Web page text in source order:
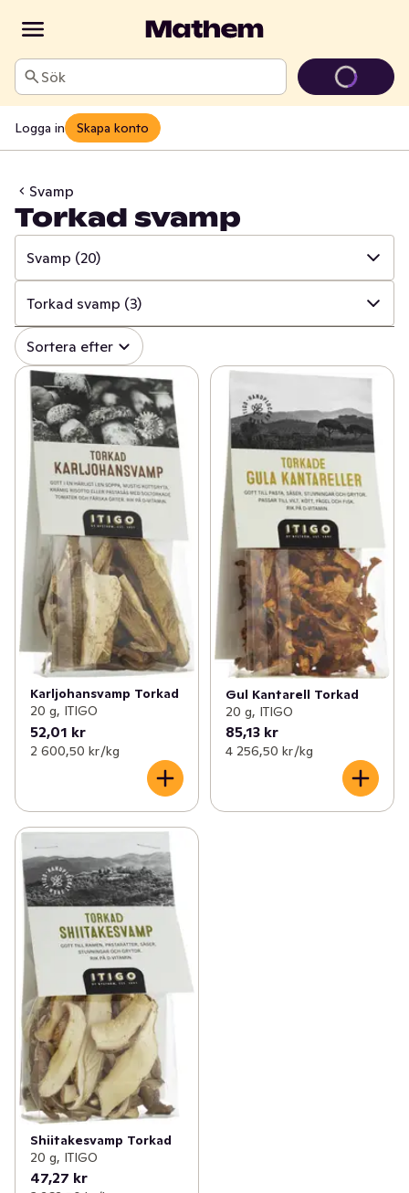
Sök
Logga in Skapa konto
Svamp
Torkad svamp
Svamp (20)
✓ Alla (317)
✓ Grönsaker (118)
Frukt (65)
✓ Potatis & lök (50)
Kålväxter (25)
✓ Bär (12)
Svamp (20)
Frukt- och grönsakslådor
Färska örter (25)
Torkad svamp (3)
✓ Alla (20)
✓ Champinjon (6)
✓ Skogschampinjoner (2)
✓ Shi-Take-svamp (1)
✓ Portabellosvamp (1)
Ostronskivling (1)
Kantareller (3)
Karl-Johan svamp 0
Torkad svamp (3)
Sortera efter
Karljohansvamp Torkad
20 g, ITIGO
52,01 kr
2 600,50 kr /kg
Gul Kantarell Torkad
20 g, ITIGO
85,13 kr
4 256,50 kr /kg
Shiitakesvamp Torkad
20 g, ITIGO
47,27 kr